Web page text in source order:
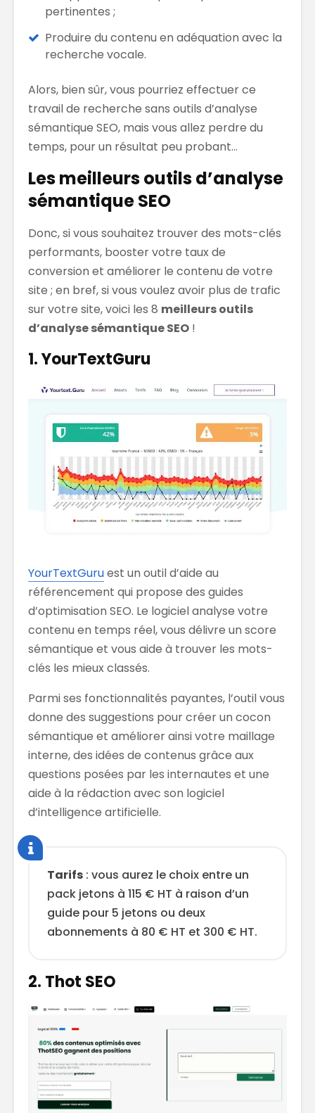
pertinentes ;
Produire du contenu en adéquation avec la
recherche vocale.
Alors, bien sûr, vous pourriez effectuer ce
travail de recherche sans outils d’analyse
sémantique SEO, mais vous allez perdre du
temps, pour un résultat peu probant…
Les meilleurs outils d’analyse
sémantique SEO
Donc, si vous souhaitez trouver des mots-clés
performants, booster votre taux de
conversion et améliorer le contenu de votre
site ; en bref, si vous voulez avoir plus de trafic
sur votre site, voici les 8 meilleurs outils
d’analyse sémantique SEO !
1. YourTextGuru
YourTextGuruest un outil d’aide au
référencement qui propose des guides
d’optimisation SEO. Le logiciel analyse votre
contenu en temps réel, vous délivre un score
sémantique et vous aide à trouver les mots-
clés les mieux classés.
Parmi ses fonctionnalités payantes, l’outil vous
donne des suggestions pour créer un cocon
sémantique et améliorer ainsi votre maillage
interne, des idées de contenus grâce aux
questions posées par les internautes et une
aide à la rédaction avec son logiciel
d’intelligence artificielle.
Tarifs : vous aurez le choix entre un
pack jetons à 115 € HT à raison d’un
guide pour 5 jetons ou deux
abonnements à 80 € HT et 300 € HT.
2. Thot SEO